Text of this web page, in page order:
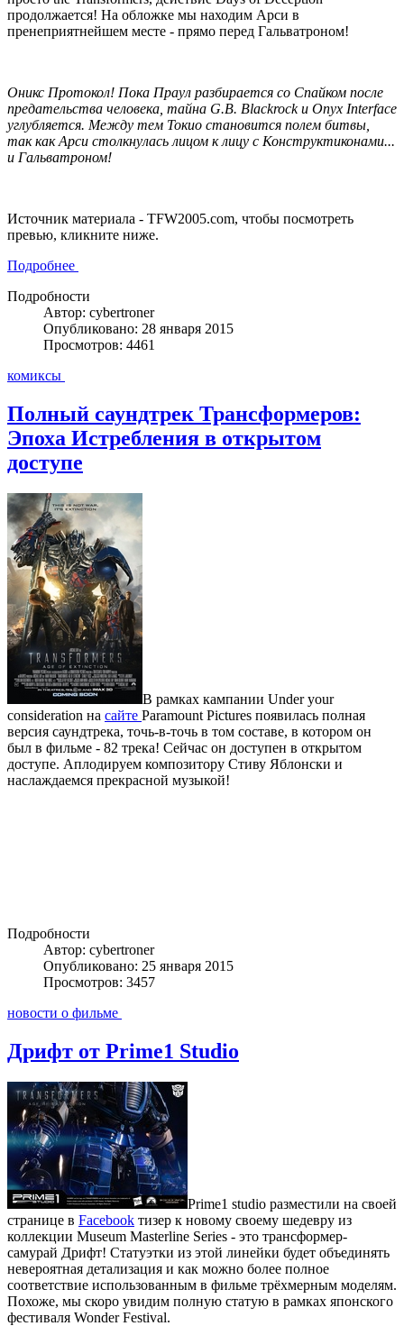
продолжается! На обложке мы находим Арси в
пренеприятнейшем месте - прямо перед Гальватроном!
Оникс Протокол! Пока Праул разбирается со Спайком после
предательства человека, тайна G.B. Blackrock и Onyx Interface
углубляется. Между тем Токио становится полем битвы,
так как Арси столкнулась лицом к лицу с Конструктиконами...
и Гальватроном!
Источник материала - TFW2005.com, чтобы посмотреть
превью, кликните ниже.
Подробнее
Подробности
Автор: cybertroner
Опубликовано: 28 января 2015
Просмотров: 4461
комиксы
Полный саундтрек Трансформеров:
Эпоха Истребления в открытом
доступе
В рамках кампании Under your
consideration на сайте Paramount Pictures появилась полная
версия саундтрека, точь-в-точь в том составе, в котором он
был в фильме - 82 трека! Сейчас он доступен в открытом
доступе. Аплодируем композитору Стиву Яблонски и
наслаждаемся прекрасной музыкой!
Подробности
Автор: cybertroner
Опубликовано: 25 января 2015
Просмотров: 3457
новости о фильме
Дрифт от Prime1 Studio
Prime1 studio разместили на своей
странице в Facebook тизер к новому своему шедевру из
коллекции Museum Masterline Series - это трансформер-
самурай Дрифт! Статуэтки из этой линейки будет объединять
невероятная детализация и как можно более полное
соответствие использованным в фильме трёхмерным моделям.
Похоже, мы скоро увидим полную статую в рамках японского
фестиваля Wonder Festival.